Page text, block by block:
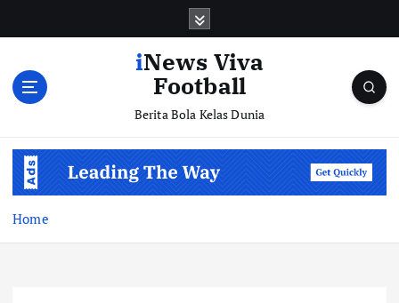
iNews Viva
Football
Berita Bola Kelas Dunia
Home